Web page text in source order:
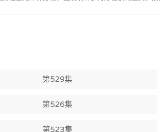
第529集
第526集
第523集